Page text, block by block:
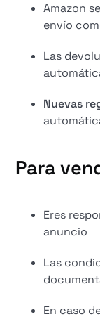
Amazon
envío
Las
Nuevas
Para
Eres
anuncio
Las
En caso